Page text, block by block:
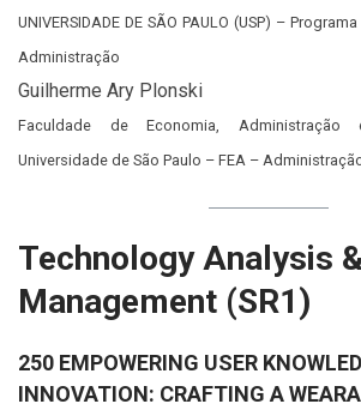
UNIVERSIDADE DE SÃO PAULO (USP) –
Administração
Guilherme Ary Plonski
Faculdade de Economia, Administração
Universidade de São Paulo – FEA –
Technology Analysis
Management (SR1)
250 EMPOWERING USER
INNOVATION: CRAFTING A